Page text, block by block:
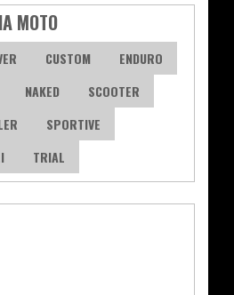
MOTO
CUSTOM
ENDURO
NAKED
SCOOTER
SPORTIVE
TRIAL